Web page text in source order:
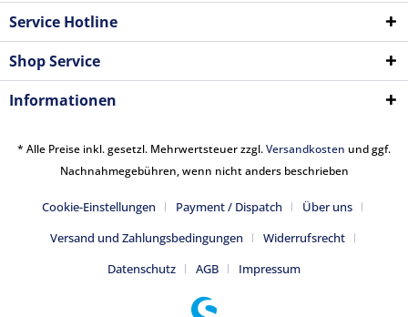
Service Hotline
Shop Service
Informationen
* Alle Preise inkl. gesetzl. Mehrwertsteuer zzgl.Versandkosten und ggf.
Nachnahmegebühren, wenn nicht anders beschrieben
Cookie-Einstellungen Payment / Dispatch
Über uns
Versand und Zahlungsbedingungen
Widerrufsrecht
Datenschutz
AGB Impressum